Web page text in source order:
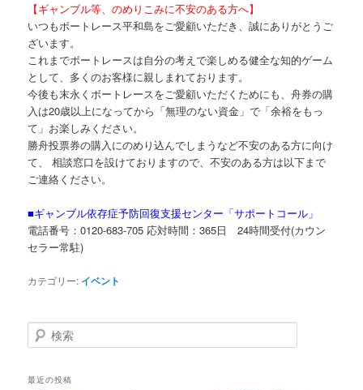
【ギャンブル等、のめりこみに不安のある方へ】
いつもボートレース平和島をご愛顧いただき、誠にありがとうご
ざいます。
これまでボートレースは自分の考えで楽しめる健全な知的ゲーム
として、多くのお客様に親しまれております。
今後も末永くボートレースをご愛顧いただくためにも、舟券の購
入は20歳以上になってから「無理のない資金」で「余裕をもっ
て」お楽しみください。
勝舟投票券の購入にのめり込んでしまうなど不安のある方に向け
て、 相談窓口を設けておりますので、不安のある方は以下まで
ご連絡ください。
■ギャンブル依存症予防回復支援センター「サポートコール」
電話番号：0120-683-705 応対時間：365日24時間受付(カウン
セラー常駐)
カテゴリー: イベント
検索
最近の投稿